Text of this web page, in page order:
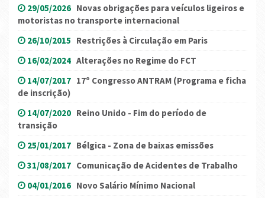
29/05/2026 Novas obrigações para veículos ligeiros e
motoristas no transporte internacional
26/10/2015 Restrições à Circulação em Paris
16/02/2024 Alterações no Regime do FCT
14/07/2017 17º Congresso ANTRAM (Programa e ficha
de inscrição)
14/07/2020 Reino Unido - Fim do período de
transição
25/01/2017 Bélgica - Zona de baixas emissões
31/08/2017 Comunicação de Acidentes de Trabalho
04/01/2016 Novo Salário Mínimo Nacional